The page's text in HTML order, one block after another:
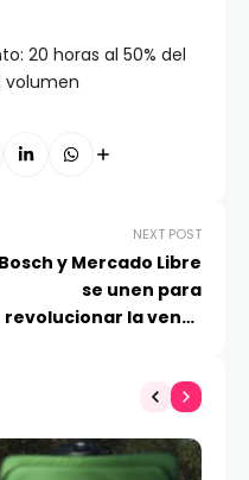
20 horas al 50% del
volumen
NEXT POST
Bosch y Mercado Libre
se unen para
revolucionar la venta